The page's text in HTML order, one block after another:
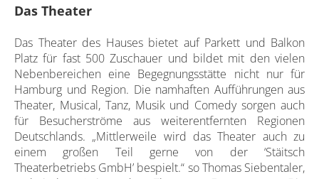
Das Theater
Das Theater des Hauses bietet auf Parkett und Balkon
Platz für fast 500 Zuschauer und bildet mit den vielen
Nebenbereichen eine Begegnungsstätte nicht nur für
Hamburg und Region. Die namhaften Aufführungen aus
Theater, Musical, Tanz, Musik und Comedy sorgen auch
für Besucherströme aus weiterentfernten Regionen
Deutschlands. „Mittlerweile wird das Theater auch zu
einem großen Teil gerne von der ‘Stäitsch
Theaterbetriebs GmbH’ bespielt.“ so Thomas Siebentaler,